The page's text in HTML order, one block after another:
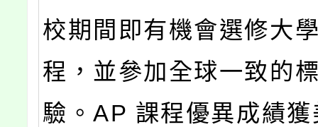
校期間即有機會選修大
程，並參加全球一致的
驗。AP 課程優異成績